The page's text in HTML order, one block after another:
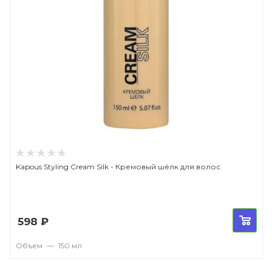
Kapous Styling Cream Silk - Кремовый шёлк для волос
598 ₽
Объем — 150 мл